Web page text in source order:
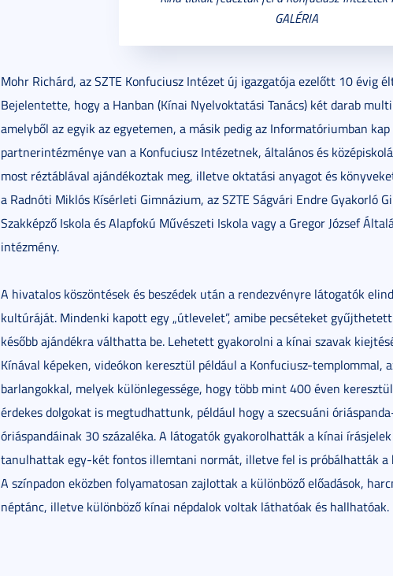
GALÉRIA
Mohr Richárd, az SZTE Konfuciusz Intézet új igazgatója ezelőtt 10 évig
Bejelentette, hogy a Hanban (Kínai Nyelvoktatási Tanács) két darab
amelyből az egyik az egyetemen, a másik pedig az Informatóriumban
partnerintézménye van a Konfuciusz Intézetnek, általános és
most réztáblával ajándékoztak meg, illetve oktatási anyagot és
a Radnóti Miklós Kísérleti Gimnázium, az SZTE Ságvári Endre Gyakorló
Szakképző Iskola és Alapfokú Művészeti Iskola vagy a Gregor József
intézmény.
A hivatalos köszöntések és beszédek után a rendezvényre látogatók
kultúráját. Mindenki kapott egy „útlevelet”, amibe pecséteket
később ajándékra válthatta be. Lehetett gyakorolni a kínai szavak
Kínával képeken, videókon keresztül például a Konfuciusz-templommal,
barlangokkal, melyek különlegessége, hogy több mint 400 éven
érdekes dolgokat is megtudhattunk, például hogy a szecsuáni
óriáspandáinak 30 százaléka. A látogatók gyakorolhatták a kínai
tanulhattak egy-két fontos illemtani normát, illetve fel is próbálhatták a
A színpadon eközben folyamatosan zajlottak a különböző előadások,
néptánc, illetve különböző kínai népdalok voltak láthatóak és hallhatóak.